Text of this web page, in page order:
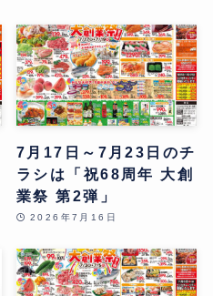
7月17日～7月23日のチ
ラシは「祝68周年 大創
業祭 第2弾」
2026年7月16日